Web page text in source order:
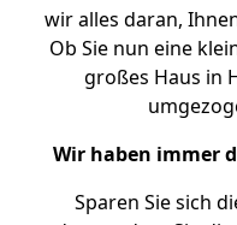
wir alles daran,
Ob Sie nun eine
großes Haus in
Wir haben immer
Sparen Sie sich